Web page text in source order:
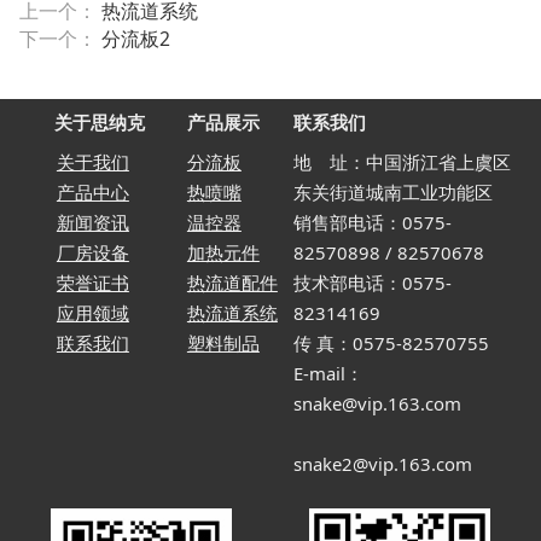
上一个： 热流道系统
下一个： 分流板2
关于思纳克
关于我们
产品中心
新闻资讯
厂房设备
荣誉证书
应用领域
联系我们
产品展示
分流板
热喷嘴
温控器
加热元件
热流道配件
热流道系统
塑料制品
联系我们
地 址：中国浙江省上虞区
东关街道城南工业功能区
销售部电话：0575-
82570898 / 82570678
技术部电话：0575-
82314169
传 真：0575-82570755
E-mail：
snake@vip.163.com
snake2@vip.163.com